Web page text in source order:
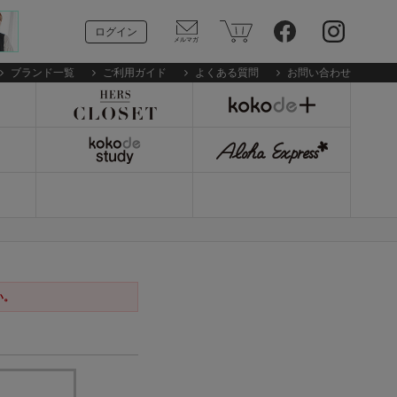
ログイン
ブランド一覧 ご利用ガイド よくある質問 お問い合わせ